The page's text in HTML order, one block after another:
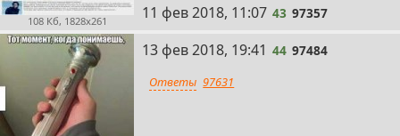
108 Кб, 1828x261 43
11 фев 2018, 11:07 43 97357
44
13 фев 2018, 19:41 44 97484
Ответы 97631